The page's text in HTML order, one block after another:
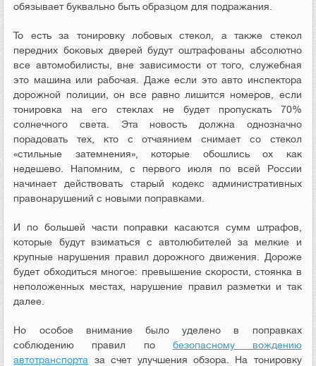
обязывает буквально быть образцом для подражания.
То есть за тонировку лобовых стекол, а также стекол
передних боковых дверей будут оштрафованы абсолютно
все автомобилисты, вне зависимости от того, служебная
это машина или рабочая. Даже если это авто инспектора
дорожной полиции, он все равно лишится номеров, если
тонировка на его стеклах не будет пропускать 70%
солнечного света. Эта новость должна однозначно
порадовать тех, кто с отчаянием снимает со стекол
«стильные затемнения», которые обошлись ох как
недешево. Напомним, с первого июля по всей России
начинает действовать старый кодекс административных
правонарушений с новыми поправками.
И по большей части поправки касаются сумм штрафов,
которые будут взиматься с автолюбителей за мелкие и
крупные нарушения правил дорожного движения. Дороже
будет обходиться многое: превышение скорости, стоянка в
неположенных местах, нарушение правил разметки и так
далее.
Но особое внимание было уделено в поправках
соблюдению правил по безопасному вождению
автотранспорта за счет улучшения обзора. На тонировку